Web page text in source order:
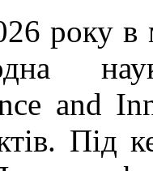
року в
and
Під